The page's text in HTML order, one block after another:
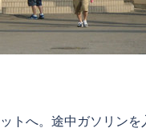
トへ。途中ガソリンを